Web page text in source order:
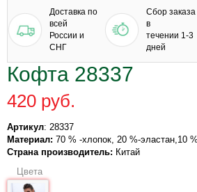
Доставка по
всей
России и
СНГ
Сбор заказа
в
течении 1-3
дней
Кофта 28337
420 руб.
Артикул: 28337
Материал: 70 % -хлопок, 20 %-эластан,10
Страна производитель: Китай
Цвета